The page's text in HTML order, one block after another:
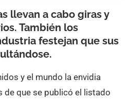
llevan a cabo giras y
También los
festejan que sus
y el mundo la envidia
de que se publicó el listado